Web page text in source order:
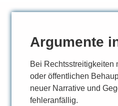
Argumente
Bei Rechtsstreitigkeiten
oder öffentlichen
neuer Narrative und
fehleranfällig.